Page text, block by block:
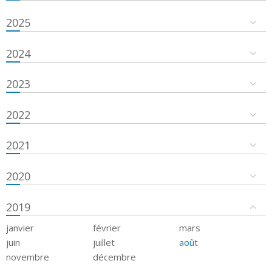
2025
2024
2023
2022
2021
2020
2019
janvier février
mars
juin
juillet
août
novembre
décembre